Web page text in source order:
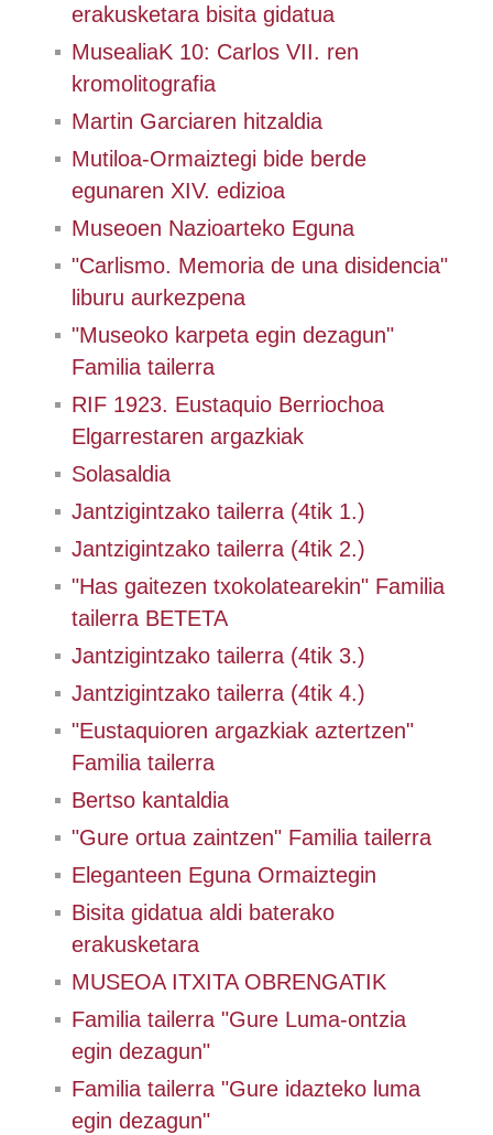
erakusketara bisita gidatua
MusealiaK 10: Carlos VII. ren
kromolitografia
Martin Garciaren hitzaldia
Mutiloa-Ormaiztegi bide berde
egunaren XIV. edizioa
Museoen Nazioarteko Eguna
"Carlismo. Memoria de una disidencia"
liburu aurkezpena
"Museoko karpeta egin dezagun"
Familia tailerra
RIF 1923. Eustaquio Berriochoa
Elgarrestaren argazkiak
Solasaldia
Jantzigintzako tailerra (4tik 1.)
Jantzigintzako tailerra (4tik 2.)
"Has gaitezen txokolatearekin" Familia
tailerra BETETA
Jantzigintzako tailerra (4tik 3.)
Jantzigintzako tailerra (4tik 4.)
"Eustaquioren argazkiak aztertzen"
Familia tailerra
Bertso kantaldia
"Gure ortua zaintzen" Familia tailerra
Eleganteen Eguna Ormaiztegin
Bisita gidatua aldi baterako
erakusketara
MUSEOA ITXITA OBRENGATIK
Familia tailerra "Gure Luma-ontzia
egin dezagun"
Familia tailerra "Gure idazteko luma
egin dezagun"